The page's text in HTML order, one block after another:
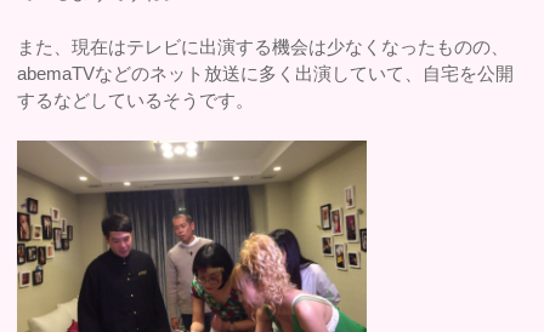
また、現在はテレビに出演する機会は少なくなったものの、
abemaTVなどのネット放送に多く出演していて、自宅を公開
するなどしているそうです。